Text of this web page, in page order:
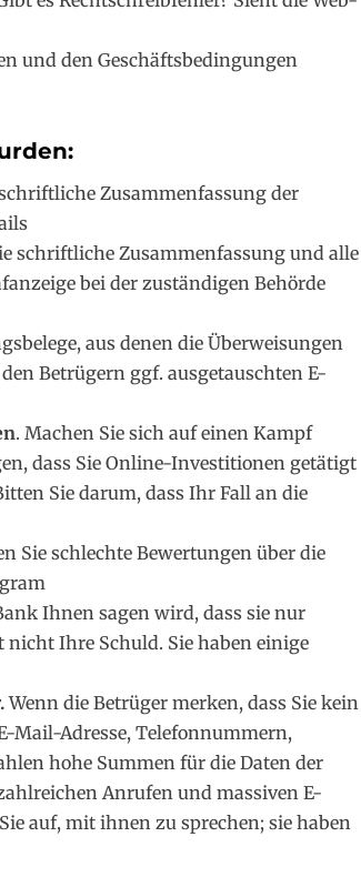
und den Geschäftsbedingungen
Zusammenfassung der
schriftliche Zusammenfassung und alle
bei der zuständigen Behörde
aus denen die Überweisungen
Betrügern ggf. ausgetauschten E-
. Machen Sie sich auf einen Kampf
dass Sie Online-Investitionen getätigt
Sie darum, dass Ihr Fall an die
Sie schlechte Bewertungen über die
Ihnen sagen wird, dass sie nur
Ihre Schuld. Sie haben einige
Wenn die Betrüger merken, dass Sie kein
Mail-Adresse, Telefonnummern,
hohe Summen für die Daten der
Anrufen und massiven E-
auf, mit ihnen zu sprechen; sie haben